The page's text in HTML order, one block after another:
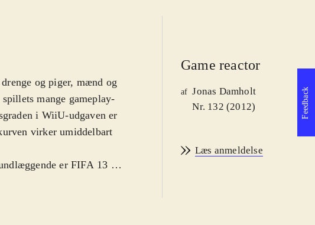
og piger, mænd og
mange gameplay-
i WiiU-udgaven er
virker umiddelbart
er FIFA 13 et
grafikken er
Game reactor
af Jonas Damholt
Nr. 132 (2012)
Læs anmeldelse
Feedback